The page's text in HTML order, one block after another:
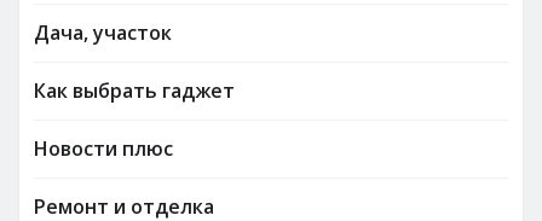
Дача, участок
Как выбрать гаджет
Новости плюс
Ремонт и отделка